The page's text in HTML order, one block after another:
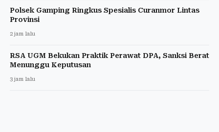
Polsek Gamping Ringkus Spesialis Curanmor Lintas
Provinsi
2 jam lalu
RSA UGM Bekukan Praktik Perawat DPA, Sanksi Berat
Menunggu Keputusan
3 jam lalu